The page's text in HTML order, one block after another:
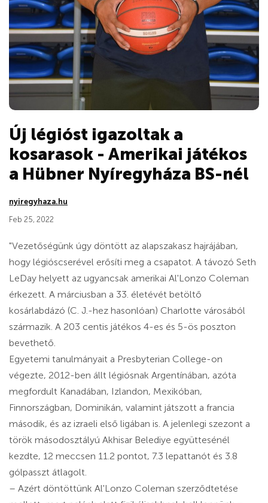
Új légióst igazoltak a
kosarasok - Amerikai játékos
a Hübner Nyíregyháza BS-nél
nyiregyhaza.hu
Feb 25, 2022
"Vezetőségünk úgy döntött az alapszakasz hajrájában,
hogy légióscserével erősíti meg a csapatot. A távozó Seth
LeDay helyett az ugyancsak amerikai Al'Lonzo Coleman
érkezett. A márciusban a 33. életévét betöltő
kosárlabdázó (C. J.-hez hasonlóan) Charlotte városából
származik. A 203 centis játékos 4-es és 5-ös poszton
bevethető.
Egyetemi tanulmányait a Presbyterian College-on
végezte, 2012-ben állt légiósnak Argentínában, azóta
megfordult Kanadában, Izlandon, Mexikóban,
Finnországban, Dominikán, valamint játszott a francia
második, és az izraeli első ligában is. A jelenlegi szezont a
török másodosztályú Akhisar Belediye együttesénél
kezdte, 12 meccsen 11.2 pontot, 7.3 lepattanót és 3.8
gólpasszt átlagolt.
– Azért döntöttünk Al'Lonzo Coleman szerződtetése